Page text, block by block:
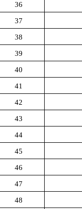
36
37
38
39
40
41
42
43
44
45
46
47
48